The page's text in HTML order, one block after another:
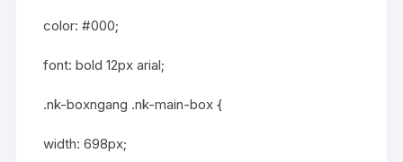
color: #000;
font: bold 12px arial;
.nk-boxngang .nk-main-box {
width: 698px;